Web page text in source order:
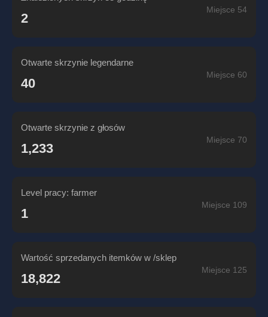
2
Miejsce 54
Otwarte skrzynie legendarne
40
Miejsce 60
Otwarte skrzynie z głosów
1,233
Miejsce 70
Level pracy: farmer
1
Miejsce 109
Wartość sprzedanych itemków w /sklep
18,822
Miejsce 125